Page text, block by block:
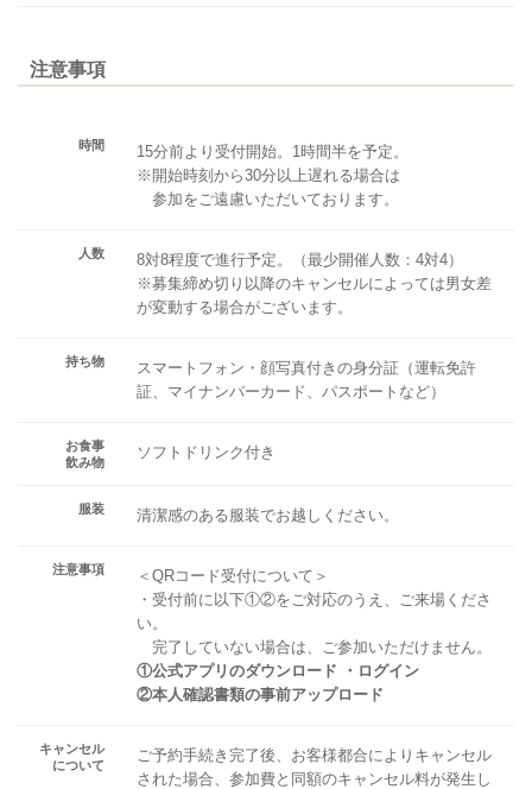
注意事項
時間
15分前より受付開始。1時間半を予定。
※開始時刻から30分以上遅れる場合は
参加をご遠慮いただいております。
人数
8対8程度で進行予定。（最少開催人数：4対4）
※募集締め切り以降のキャンセルによっては男女差
が変動する場合がございます。
持ち物
スマートフォン・顔写真付きの身分証（運転免許
証、マイナンバーカード、パスポートなど）
お食事
飲み物
ソフトドリンク付き
服装 清潔感のある服装でお越しください。
注意事項
＜QRコード受付について＞
・受付前に以下①②をご対応のうえ、ご来場くださ
い。
完了していない場合は、ご参加いただけません。
①公式アプリのダウンロード ・ログイン
②本人確認書類の事前アップロード
キャンセル
について
ご予約手続き完了後、お客様都合によりキャンセル
された場合、参加費と同額のキャンセル料が発生し